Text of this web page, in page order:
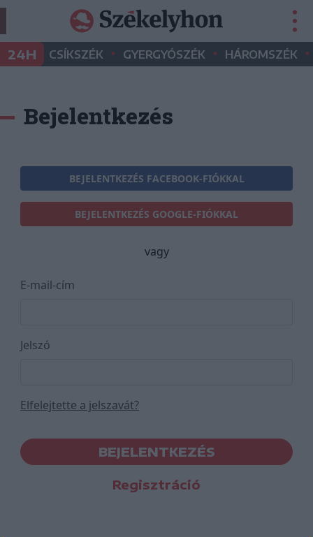
24H CSÍKSZÉK • GYERGYÓSZÉK • HÁROMSZÉK •
Bejelentkezés
BEJELENTKEZÉS FACEBOOK-FIÓKKAL
BEJELENTKEZÉS GOOGLE-FIÓKKAL
vagy
E-mail-cím
Jelszó
Elfelejtette a jelszavát?
BEJELENTKEZÉS
Regisztráció